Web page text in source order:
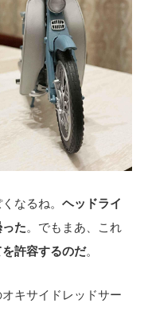
なるね。 ヘッドライ
た。でもまあ、これ
許容するのだ。
キサイドレッドサー